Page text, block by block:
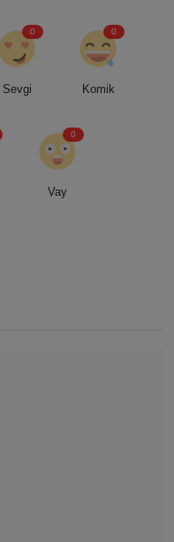
Sevgi
0
Komik
0
Vay
0